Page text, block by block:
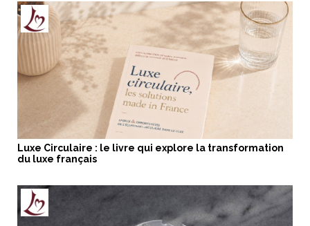
Luxe Circulaire : le livre qui explore la transformation
du luxe français